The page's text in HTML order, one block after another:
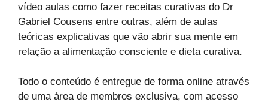
vídeo aulas como fazer receitas curativas do Dr
Gabriel Cousens entre outras, além de aulas
teóricas explicativas que vão abrir sua mente em
relação a alimentação consciente e dieta curativa.
Todo o conteúdo é entregue de forma online através
de uma área de membros exclusiva, com acesso